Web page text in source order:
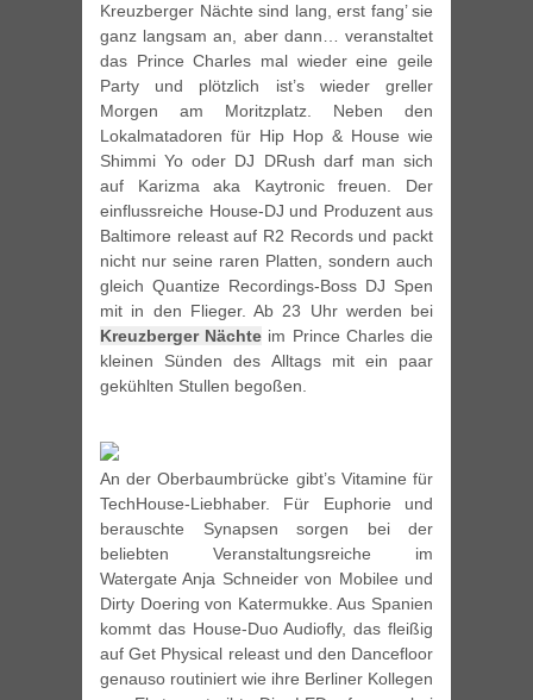
Kreuzberger Nächte sind lang, erst fang’ sie
ganz langsam an, aber dann… veranstaltet
das Prince Charles mal wieder eine geile
Party und plötzlich ist’s wieder greller
Morgen am Moritzplatz. Neben den
Lokalmatadoren für Hip Hop & House wie
Shimmi Yo oder DJ DRush darf man sich
auf Karizma aka Kaytronic freuen. Der
einflussreiche House-DJ und Produzent aus
Baltimore releast auf R2 Records und packt
nicht nur seine raren Platten, sondern auch
gleich Quantize Recordings-Boss DJ Spen
mit in den Flieger. Ab 23 Uhr werden bei
Kreuzberger Nächte im Prince Charles die
kleinen Sünden des Alltags mit ein paar
gekühlten Stullen begoßen.
An der Oberbaumbrücke gibt’s Vitamine für
TechHouse-Liebhaber. Für Euphorie und
berauschte Synapsen sorgen bei der
beliebten Veranstaltungsreiche im
Watergate Anja Schneider von Mobilee und
Dirty Doering von Katermukke. Aus Spanien
kommt das House-Duo Audiofly, das fleißig
auf Get Physical releast und den Dancefloor
genauso routiniert wie ihre Berliner Kollegen